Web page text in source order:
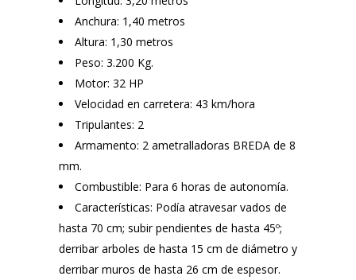
Anchura: 1,40 metros
Altura: 1,30 metros
Peso: 3.200 Kg.
Motor: 32 HP
Velocidad en carretera: 43 km/hora
Tripulantes: 2
Armamento: 2 ametralladoras BREDA de 8
mm.
Combustible: Para 6 horas de autonomía.
Características: Podía atravesar vados de
hasta 70 cm; subir pendientes de hasta 45º;
derribar arboles de hasta 15 cm de diámetro y
derribar muros de hasta 26 cm de espesor.